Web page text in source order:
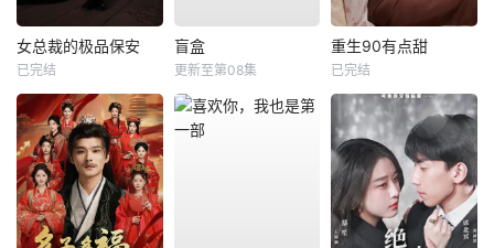
女总裁的极品保安
已完结
盲盒
更新至第08集
重生90有点甜
已完结